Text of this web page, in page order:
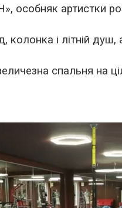
особняк артистки
колонка і літній
спальня на